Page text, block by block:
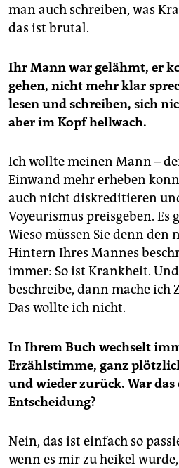
man auch schreiben, was
das ist brutal.
Ihr Mann war gelähmt, er
gehen, nicht mehr klar
lesen und schreiben, sich
aber im Kopf hellwach.
Ich wollte meinen Mann –
Einwand mehr erheben
auch nicht diskreditieren
Voyeurismus preisgeben. Es
Wieso müssen Sie denn den
Hintern Ihres Mannes
immer: So ist Krankheit.
beschreibe, dann mache ich
Das wollte ich nicht.
In Ihrem Buch wechselt
Erzählstimme, ganz
und wieder zurück. War das
Entscheidung?
Nein, das ist einfach so
wenn es mir zu heikel